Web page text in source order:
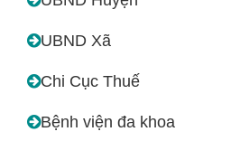
UBND Xã
Chi Cục Thuế
Bệnh viện đa khoa